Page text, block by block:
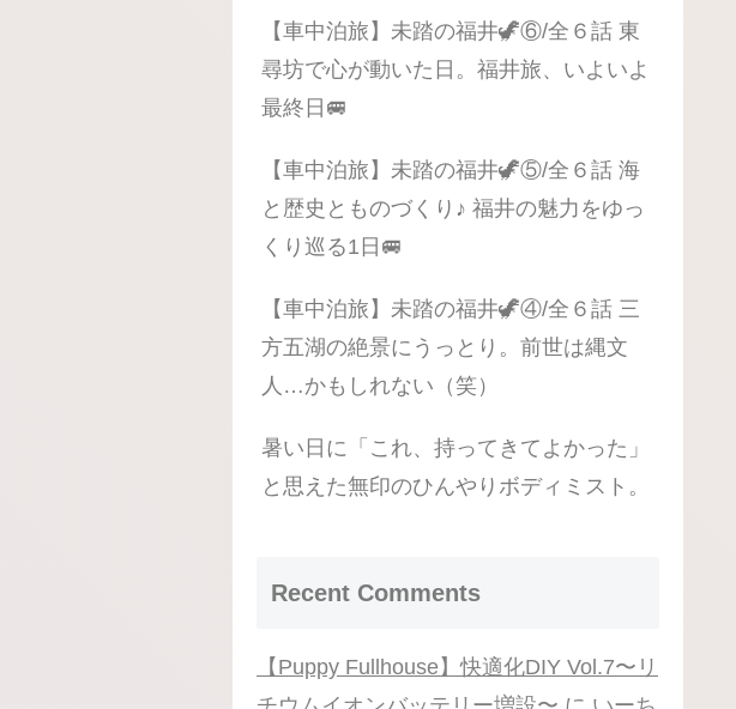
【車中泊旅】未踏の福井🦖⑥/全６話 東
尋坊で心が動いた日。福井旅、いよいよ
最終日🚐
【車中泊旅】未踏の福井🦖⑤/全６話 海
と歴史とものづくり♪ 福井の魅力をゆっ
くり巡る1日🚐
【車中泊旅】未踏の福井🦖④/全６話 三
方五湖の絶景にうっとり。前世は縄文
人…かもしれない（笑）
暑い日に「これ、持ってきてよかった」
と思えた無印のひんやりボディミスト。
Recent Comments
【Puppy Fullhouse】快適化DIY Vol.7〜リ